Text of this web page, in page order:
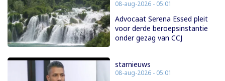
08-aug-2026 - 05:01
Advocaat Serena Essed pleit
voor derde beroepsinstantie
onder gezag van CCJ
starnieuws
08-aug-2026 - 05:01